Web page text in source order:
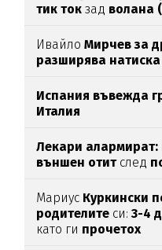
тик ток зад волана
ИвайлоМирчев за
разширява натиска
Испания въвежда
Италия
Лекари алармират:
външен отитслед
Мариус Куркински
родителите си:3-4
като ги прочетох